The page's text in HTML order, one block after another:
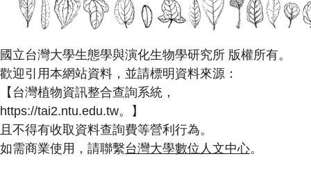
國立台灣大學生態學與演化生物學研究所 版權所有。
歡迎引用本網站資料，並請標明資料來源：
【台灣植物資訊整合查詢系統，
https://tai2.ntu.edu.tw。】
且不得有收取資料查詢費等營利行為。
如需商業使用，請聯繫台灣大學數位人文中心。